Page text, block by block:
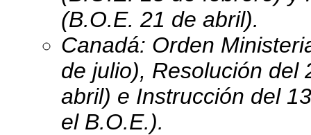
(B.O.E. 21 de abril).
Canadá: Orden
de julio), Resolución del
abril) e Instrucción del
el B.O.E.).